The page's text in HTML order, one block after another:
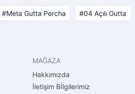
Meta Gutta Percha 04 Açılı Gutta
MAĞAZA
Hakkımızda
İletişim Bİlgilerimiz